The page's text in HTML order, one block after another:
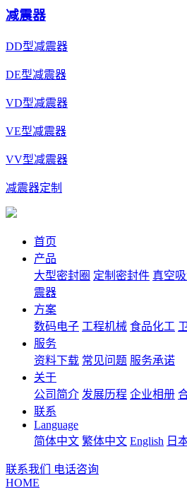
减震器
DD型减震器
DE型减震器
VD型减震器
VE型减震器
VV型减震器
减震器定制
首页
产品
大型密封圈 定制密封件 真空
震器
方案
数码电子 工程机械 食品化工
服务
资料下载 常见问题 服务承诺
关于
公司简介 发展历程 企业相册
联系
Language
简体中文 繁体中文 English 日
联系我们
电话咨询
HOME